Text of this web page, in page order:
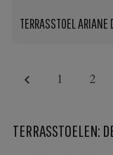
TERRASSTOEL ARIANE
1 2
TERRASSTOELEN: